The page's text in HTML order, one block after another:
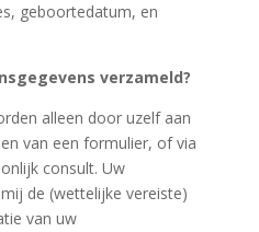
geboortedatum, en
verzameld?
alleen door uzelf aan
van een formulier, of via
consult. Uw
de (wettelijke vereiste)
van uw